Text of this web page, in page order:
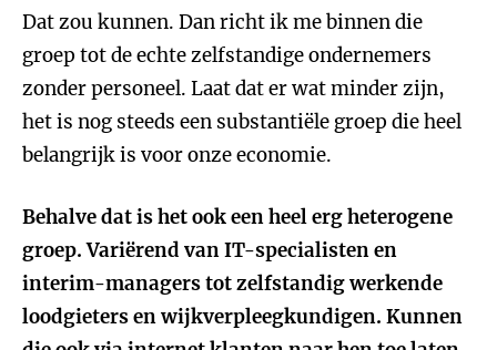
Dat zou kunnen. Dan richt ik me binnen die
groep tot de echte zelfstandige ondernemers
zonder personeel. Laat dat er wat minder zijn,
het is nog steeds een substantiële groep die heel
belangrijk is voor onze economie.
Behalve dat is het ook een heel erg heterogene
groep. Variërend van IT-specialisten en
interim-managers tot zelfstandig werkende
loodgieters en wijkverpleegkundigen. Kunnen